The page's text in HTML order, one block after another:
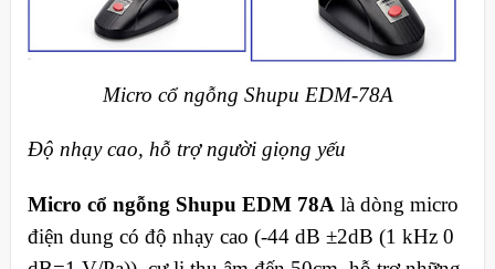
Micro cổ ngỗng Shupu EDM-78A
Độ nhạy cao, hỗ trợ người giọng yếu
Micro cổ ngỗng Shupu EDM 78A là dòng micro
điện dung có độ nhạy cao (-44 dB ±2dB (1 kHz 0